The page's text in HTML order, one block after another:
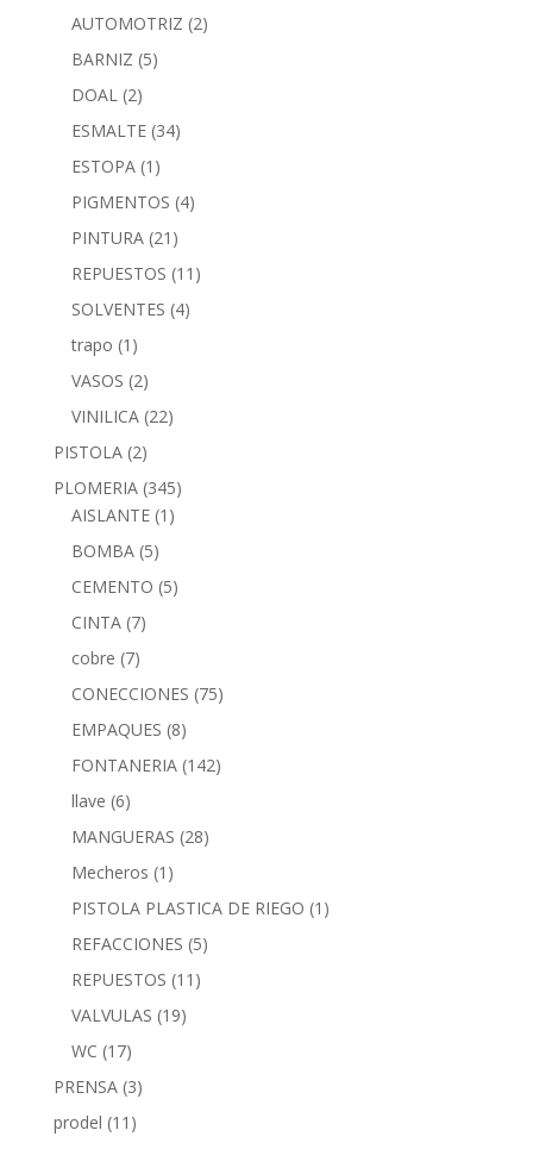
AUTOMOTRIZ (2)
BARNIZ (5)
DOAL (2)
ESMALTE (34)
ESTOPA (1)
PIGMENTOS (4)
PINTURA (21)
REPUESTOS (11)
SOLVENTES (4)
trapo (1)
VASOS (2)
VINILICA (22)
PISTOLA (2)
PLOMERIA (345)
AISLANTE (1)
BOMBA (5)
CEMENTO (5)
CINTA (7)
cobre (7)
CONECCIONES (75)
EMPAQUES (8)
FONTANERIA (142)
llave (6)
MANGUERAS (28)
Mecheros (1)
PISTOLA PLASTICA DE RIEGO (1)
REFACCIONES (5)
REPUESTOS (11)
VALVULAS (19)
WC (17)
PRENSA (3)
prodel (11)